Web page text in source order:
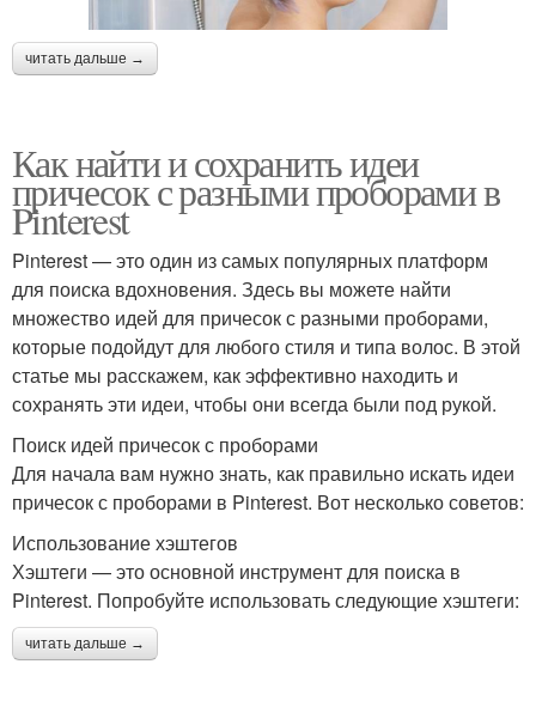
читать дальше →
Как найти и сохранить идеи
причесок с разными проборами в
Pinterest
Pinterest — это один из самых популярных платформ
для поиска вдохновения. Здесь вы можете найти
множество идей для причесок с разными проборами,
которые подойдут для любого стиля и типа волос. В этой
статье мы расскажем, как эффективно находить и
сохранять эти идеи, чтобы они всегда были под рукой.
Поиск идей причесок с проборами
Для начала вам нужно знать, как правильно искать идеи
причесок с проборами в Pinterest. Вот несколько советов:
Использование хэштегов
Хэштеги — это основной инструмент для поиска в
Pinterest. Попробуйте использовать следующие хэштеги:
читать дальше →